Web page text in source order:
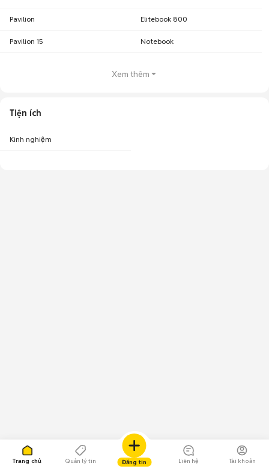
Trang chủ Quản lý tin Đăng tin Liên hệ Tài khoản
Pavilion Elitebook 800
Pavilion 15 Notebook
Xem thêm
Tiện ích
Kinh nghiệm